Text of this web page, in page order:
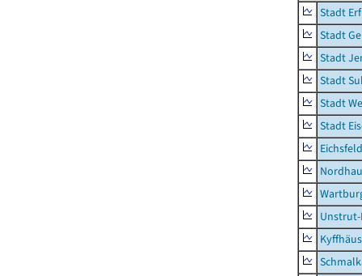
Stadt
Stadt
Stadt
Stadt
Stadt
Stadt
Eichsfeld